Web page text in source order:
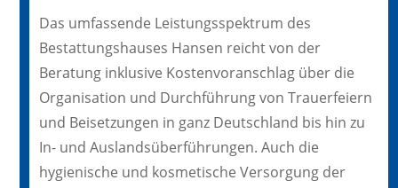
Das umfassende Leistungsspektrum des
Bestattungshauses Hansen reicht von der
Beratung inklusive Kostenvoranschlag über die
Organisation und Durchführung von Trauerfeiern
und Beisetzungen in ganz Deutschland bis hin zu
In- und Auslandsüberführungen. Auch die
hygienische und kosmetische Versorgung der